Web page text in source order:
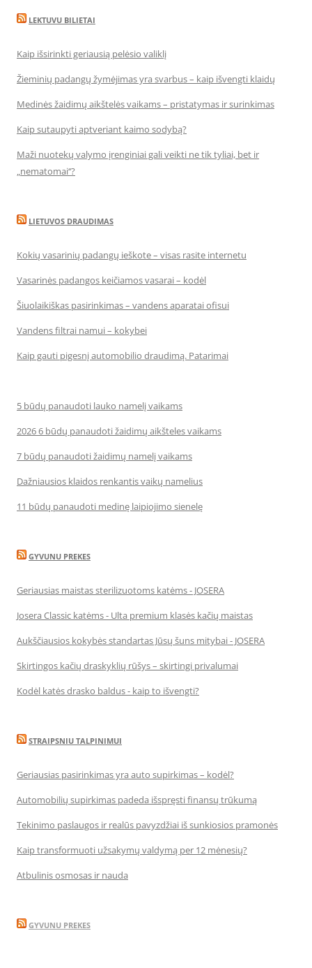
LEKTUVU BILIETAI
Kaip išsirinkti geriausią pelėsio valiklį
Žieminių padangų žymėjimas yra svarbus – kaip išvengti klaidų
Medinės žaidimų aikštelės vaikams – pristatymas ir surinkimas
Kaip sutaupyti aptveriant kaimo sodybą?
Maži nuotekų valymo įrenginiai gali veikti ne tik tyliai, bet ir
„nematomai‘‘?
LIETUVOS DRAUDIMAS
Kokių vasarinių padangų ieškote – visas rasite internetu
Vasarinės padangos keičiamos vasarai – kodėl
Šiuolaikiškas pasirinkimas – vandens aparatai ofisui
Vandens filtrai namui – kokybei
Kaip gauti pigesnį automobilio draudimą. Patarimai
5 būdų panaudoti lauko namelį vaikams
2026 6 būdų panaudoti žaidimų aikšteles vaikams
7 būdų panaudoti žaidimų namelį vaikams
Dažniausios klaidos renkantis vaikų namelius
11 būdų panaudoti medinę laipiojimo sienelę
GYVUNU PREKES
Geriausias maistas sterilizuotoms katėms - JOSERA
Josera Classic katėms - Ulta premium klasės kačių maistas
Aukščiausios kokybės standartas Jūsų šuns mitybai - JOSERA
Skirtingos kačių draskyklių rūšys – skirtingi privalumai
Kodėl katės drasko baldus - kaip to išvengti?
STRAIPSNIU TALPINIMUI
Geriausias pasirinkimas yra auto supirkimas – kodėl?
Automobilių supirkimas padeda išspręsti finansų trūkumą
Tekinimo paslaugos ir realūs pavyzdžiai iš sunkiosios pramonės
Kaip transformuoti užsakymų valdymą per 12 mėnesių?
Atbulinis osmosas ir nauda
GYVUNU PREKES